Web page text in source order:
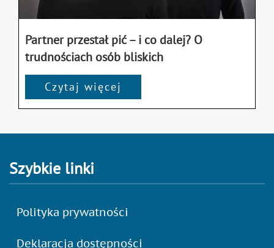
Partner przestał pić – i co dalej? O
trudnościach osób bliskich
Czytaj więcej
Szybkie linki
Polityka prywatności
Deklaracja dostępności